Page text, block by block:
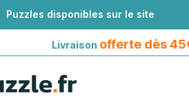
Puzzles disponibles sur le site
Livraison offerte dès
avec Mondial Relay